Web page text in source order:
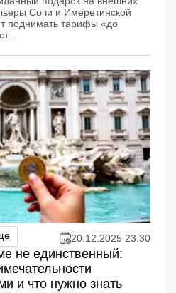
Сочи и Имеретинской
поднимать тарифы «до
20.12.2025 23:30
не единственный:
и что нужно знать